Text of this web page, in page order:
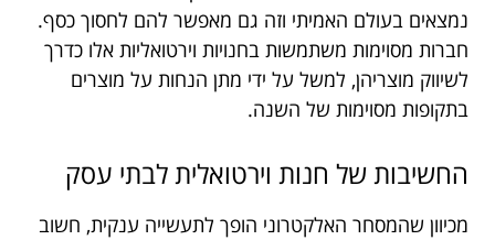
נמצאים בעולם האמיתי וזה גם מאפשר להם לחסוך כסף.
חברות מסוימות משתמשות בחנויות וירטואליות אלו כדרך
לשיווק מוצריהן, למשל על ידי מתן הנחות על מוצרים
בתקופות מסוימות של השנה.
החשיבות של חנות וירטואלית לבתי עסק
מכיוון שהמסחר האלקטרוני הופך לתעשייה ענקית, חשוב